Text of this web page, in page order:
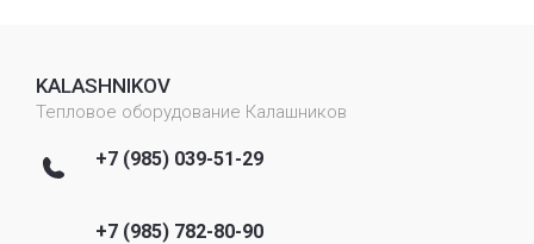
KALASHNIKOV
Тепловое оборудование Калашников
+7 (985) 039-51-29
+7 (985) 782-80-90